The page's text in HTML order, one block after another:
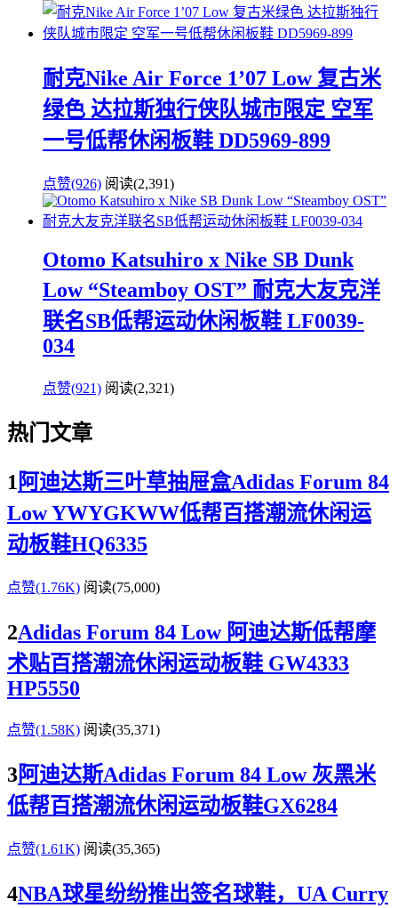
耐克Nike Air Force 1’07 Low 复古米
绿色 达拉斯独行侠队城市限定 空军
一号低帮休闲板鞋 DD5969-899
点赞(926) 阅读(2,391)
Otomo Katsuhiro x Nike SB Dunk
Low “Steamboy OST” 耐克大友克洋
联名SB低帮运动休闲板鞋 LF0039-
034
点赞(921) 阅读(2,321)
热门文章
1 阿迪达斯三叶草抽屉盒Adidas Forum 84
Low YWYGKWW低帮百搭潮流休闲运
动板鞋HQ6335
点赞(1.76K) 阅读(75,000)
2Adidas Forum 84 Low 阿迪达斯低帮摩
术贴百搭潮流休闲运动板鞋 GW4333
HP5550
点赞(1.58K) 阅读(35,371)
3阿迪达斯Adidas Forum 84 Low 灰黑米
低帮百搭潮流休闲运动板鞋GX6284
点赞(1.61K) 阅读(35,365)
4NBA球星纷纷推出签名球鞋，UA Curry